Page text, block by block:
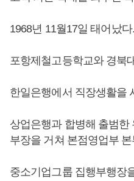
1968년 11월17일 태어났다.
포항제철고등학교와 경북
한일은행에서 직장생활을
상업은행과 합병해 출범
부장을 거쳐 본점영업부
중소기업그룹 집행부행장